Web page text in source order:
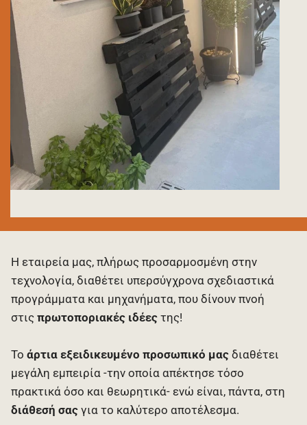
Η εταιρεία μας, πλήρως προσαρμοσμένη στην
τεχνολογία, διαθέτει υπερσύγχρονα σχεδιαστικά
προγράμματα και μηχανήματα, που δίνουν πνοή
στις πρωτοποριακές ιδέες της!
Το άρτια εξειδικευμένο προσωπικό μας διαθέτει
μεγάλη εμπειρία -την οποία απέκτησε τόσο
πρακτικά όσο και θεωρητικά- ενώ είναι, πάντα, στη
διάθεσή σας για το καλύτερο αποτέλεσμα.